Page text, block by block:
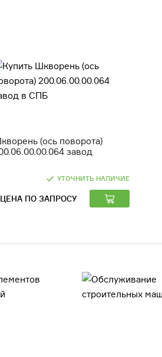
(ось поворота)
завод
УТОЧНИТЬ НАЛИЧИЕ
ЦЕНА ПО ЗАПРОСУ